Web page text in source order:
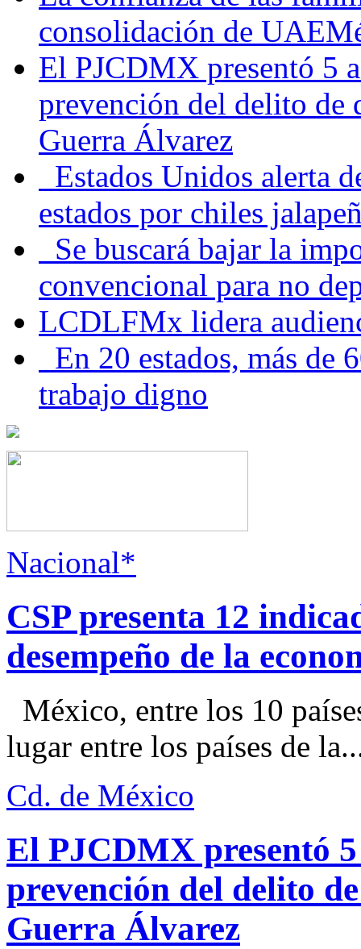
consolidación de
El PJCDMX presentó 5
prevención del delito de
Guerra Álvarez
Estados Unidos alerta
estados por chiles
Se buscará bajar la
convencional para no
LCDLFMx lidera
En 20 estados, más de
trabajo digno
Nacional*
CSP presenta 12
desempeño de la
México, entre los 10
lugar entre los países de
Cd. de México
El PJCDMX presentó
prevención del delito
Guerra Álvarez